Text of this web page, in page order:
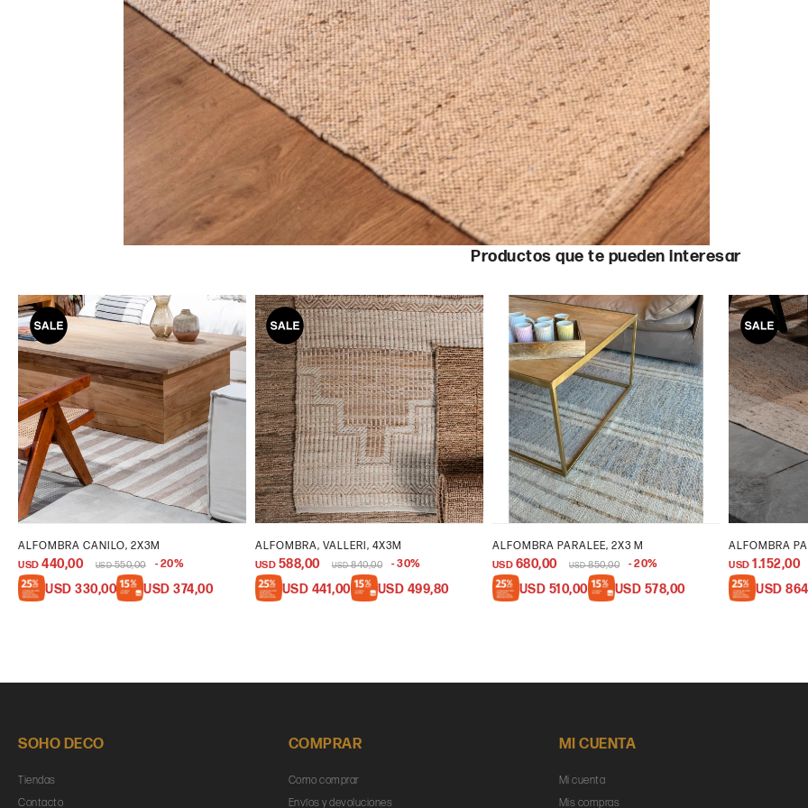
Productos que te pueden interesar
ALFOMBRA CANILO, 2X3M
USD 440,00 USD 550,00 20
USD 330,00 USD 374,00
ALFOMBRA, VALLERI, 4X3M
USD 588,00 USD 840,00 30
USD 441,00 USD 499,80
ALFOMBRA PARALEE, 2X3 M
USD 680,00 USD 850,00 20
USD 510,00 USD 578,00
ALFOMBRA
USD 1.152,00
USD
SOHO DECO
Tiendas
Contacto
COMPRAR
Como comprar
Envíos y devoluciones
MI CUENTA
Mi cuenta
Mis compras